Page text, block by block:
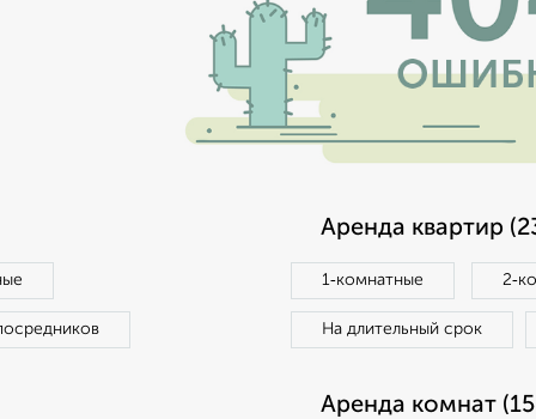
Аренда квартир
1‑комнатные
На длительный срок
Аренда комнат